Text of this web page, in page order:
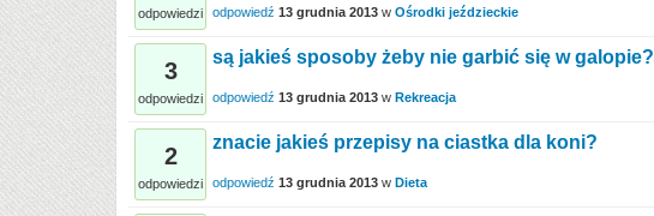
odpowiedzi odpowiedź 13 grudnia 2013 w Ośrodki jeździeckie
3
odpowiedzi
są jakieś sposoby żeby nie garbić się w galopie?
odpowiedź 13 grudnia 2013 w Rekreacja
2
odpowiedzi
znacie jakieś przepisy na ciastka dla koni?
odpowiedź 13 grudnia 2013 w Dieta